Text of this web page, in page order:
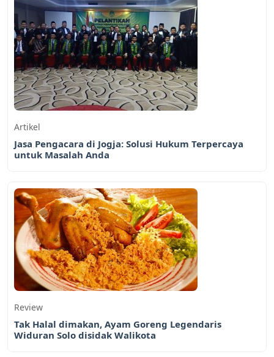
Artikel
Jasa Pengacara di Jogja: Solusi Hukum Terpercaya
untuk Masalah Anda
Review
Tak Halal dimakan, Ayam Goreng Legendaris
Widuran Solo disidak Walikota